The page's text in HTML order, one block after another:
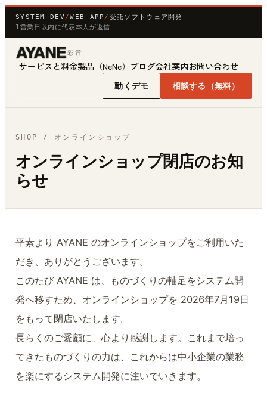
SYSTEM DEV/WEB APP / 受託ソフトウェア開発
1営業日以内に代表本人が返信
彩音
サービスと料金製品（NeNe） ブログ会社案内お問い合わせ
動くデモ 相談する（無料）
SHOP / オンラインショップ
オンラインショップ閉店のお知
らせ
平素より AYANE のオンラインショップをご利用いた
だき、ありがとうございます。
このたび AYANE は、ものづくりの軸足をシステム開
発へ移すため、オンラインショップを 2026年7月19日
をもって閉店いたします。
長らくのご愛顧に、心より感謝します。これまで培っ
てきたものづくりの力は、これからは中小企業の業務
を楽にするシステム開発に注いでいきます。